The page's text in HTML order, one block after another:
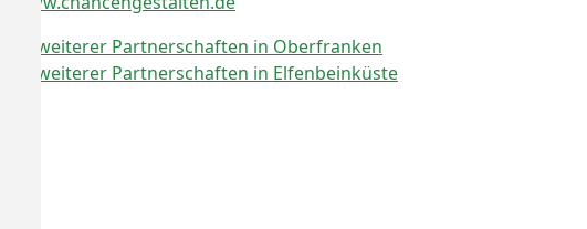
Liste weiterer Partnerschaften in Oberfranken
weiterer Partnerschaften in Elfenbeinküste